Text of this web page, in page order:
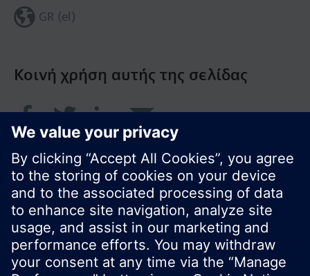
Κοινή χρήση αυτής της σελίδας
GR (el)
© Siemens Greece 2017